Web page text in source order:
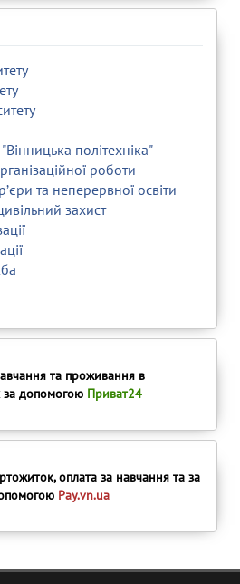
політехніка"
роботи
та неперервної освіти
захист
та проживання в
за допомогою Приват24
оплата за навчання та за
Pay.vn.ua